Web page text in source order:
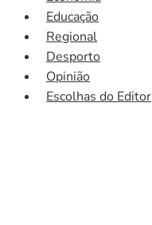
Educação
Regional
Desporto
Opinião
Escolhas do Editor